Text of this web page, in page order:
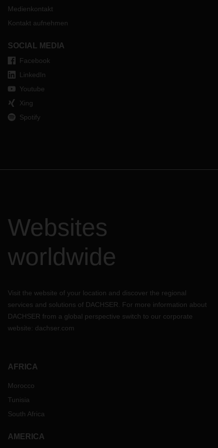
Medienkontakt
Kontakt aufnehmen
SOCIAL MEDIA
Facebook
LinkedIn
Youtube
Xing
Spotify
Websites
worldwide
Visit the website of your location and discover the regional
services and solutions of DACHSER. For more information about
DACHSER from a global perspective switch to our corporate
website: dachser.com
AFRICA
Morocco
Tunisia
South Africa
AMERICA